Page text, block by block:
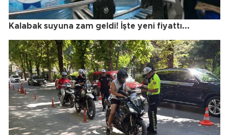
Kalabak suyuna zam geldi! İşte yeni fiyattı...